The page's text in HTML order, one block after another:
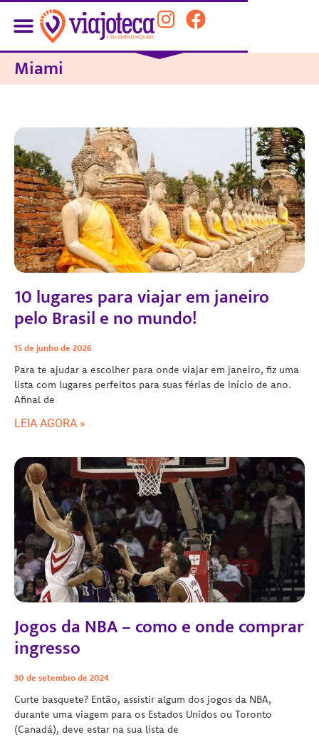
Miami
10 lugares para viajar em janeiro
pelo Brasil e no mundo!
15 de junho de 2026
Para te ajudar a escolher para onde viajar em janeiro, fiz uma
lista com lugares perfeitos para suas férias de início de ano.
Afinal de
LEIA AGORA »
Jogos da NBA – como e onde comprar
ingresso
30 de setembro de 2024
Curte basquete? Então, assistir algum dos jogos da NBA,
durante uma viagem para os Estados Unidos ou Toronto
(Canadá), deve estar na sua lista de